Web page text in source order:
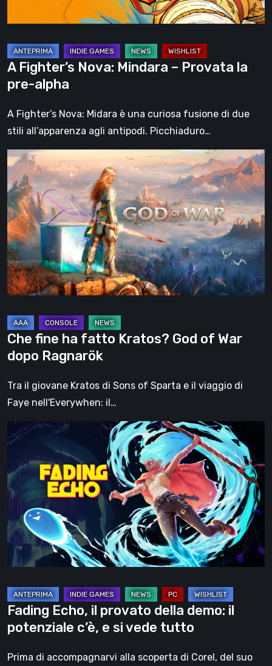
alpha
A Fighter’s Nova: Mindara – Provata la
pre-alpha
A Fighter’s Nova: Midara è una curiosa fusione di due
stili all’apparenza agli antipodi. Picchiaduro…
Che
fine
ha
fatto
Kratos?
God
of
War
dopo
Che fine ha fatto Kratos? God of War
dopo Ragnarök
Tra il giovane Kratos di Sons of Sparta e il viaggio di
Faye nell'Everywhen: il…
Fading
Echo,
provato
della
demo:
potenziale
c’è,
si
vede
tutto
Fading Echo, il provato della demo: il
potenziale c’è, e si vede tutto
Prima di accompagnarvi alla scoperta di Corel, del suo